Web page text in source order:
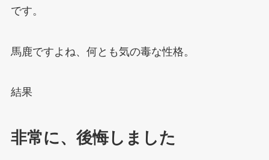
です。
馬鹿ですよね、何とも気の毒な性格。
結果
非常に、後悔しました